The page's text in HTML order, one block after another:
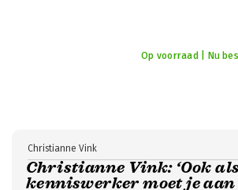
Op voorraad | Nu
Christianne Vink: ‘Ook
kenniswerker moet je aan
Christianne Vink